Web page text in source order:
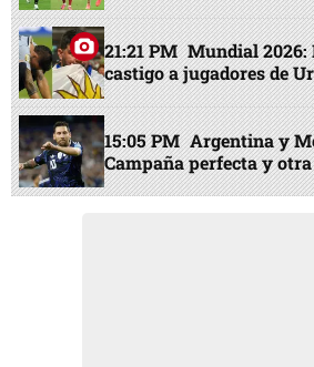
21:21 PM Mundial
castigo a jugadores de
15:05 PM Argentina y
Campaña perfecta y